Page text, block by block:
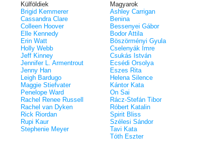
Külföldiek
Brigid Kemmerer
Cassandra Clare
Colleen Hoover
Elle Kennedy
Erin Watt
Holly Webb
Jeff Kinney
Jennifer L. Armentrout
Jenny Han
Leigh Bardugo
Maggie Stiefvater
Penelope Ward
Rachel Renee Russell
Rachel van Dyken
Rick Riordan
Rupi Kaur
Stephenie Meyer
Magyarok
Ashley Carrigan
Benina
Bessenyei Gábor
Bodor Attila
Böszörményi Gyula
Cselenyák Imre
Csukás István
Ecsédi Orsolya
Eszes Rita
Helena Silence
Kántor Kata
On Sai
Rácz-Stefán Tibor
Róbert Katalin
Spirit Bliss
Szélesi Sándor
Tavi Kata
Tóth Eszter